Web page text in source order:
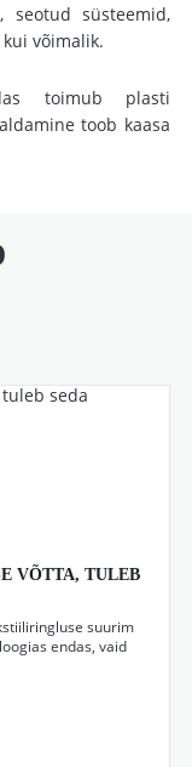
seotud süsteemid,
võimalik.
toimub plasti
toob kaasa
VÕTTA, TULEB
suurim
endas, vaid